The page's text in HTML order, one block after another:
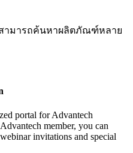
ามารถค้นหาผลิตภัณฑ์หลาย
portal for Advantech
member, you can
invitations and special